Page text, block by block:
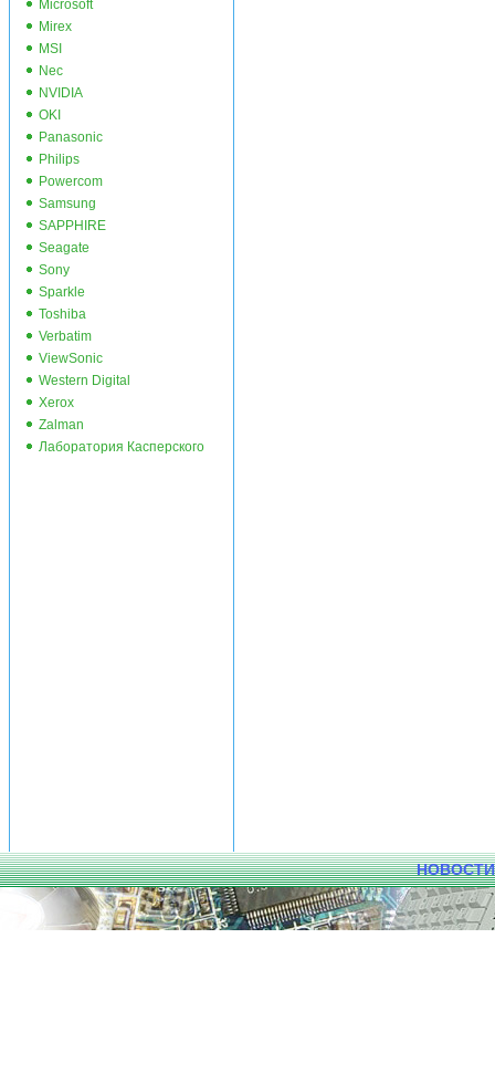
Microsoft
Mirex
MSI
Nec
NVIDIA
OKI
Panasonic
Philips
Powercom
Samsung
SAPPHIRE
Seagate
Sony
Sparkle
Toshiba
Verbatim
ViewSonic
Western Digital
Xerox
Zalman
Лаборатория Касперского
НОВОСТИ